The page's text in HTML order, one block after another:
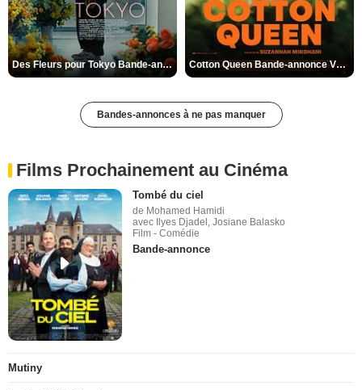
Des Fleurs pour Tokyo Bande-annonce VO STFR Cotton Queen Bande-annonce VO STFR
Bandes-annonces à ne pas manquer
Films Prochainement au Cinéma
Tombé du ciel
de Mohamed Hamidi
avec Ilyes Djadel, Josiane Balasko
Film - Comédie
Bande-annonce
Mutiny